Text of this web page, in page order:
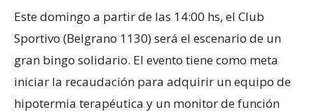
Este domingo a partir de las 14:00 hs, el Club
Sportivo (Belgrano 1130) será el escenario de un
gran bingo solidario. El evento tiene como meta
iniciar la recaudación para adquirir un equipo de
hipotermia terapéutica y un monitor de función